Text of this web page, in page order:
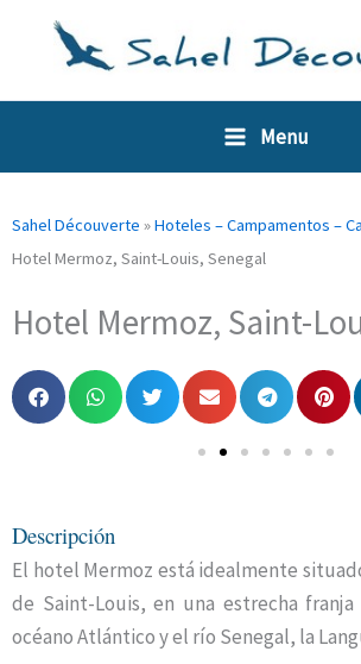
Menu
Sahel Découverte »Hoteles – Campamentos –
Hotel Mermoz, Saint-Louis, Senegal
Hotel Mermoz, Saint-
Descripción
El hotel Mermoz está idealmente
de Saint-Louis, en una estrecha
océano Atlántico y el río Senegal, la
Panel de gestión de cookies